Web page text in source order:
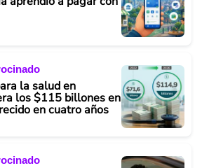
la salud en
los $115 billones en
en cuatro años